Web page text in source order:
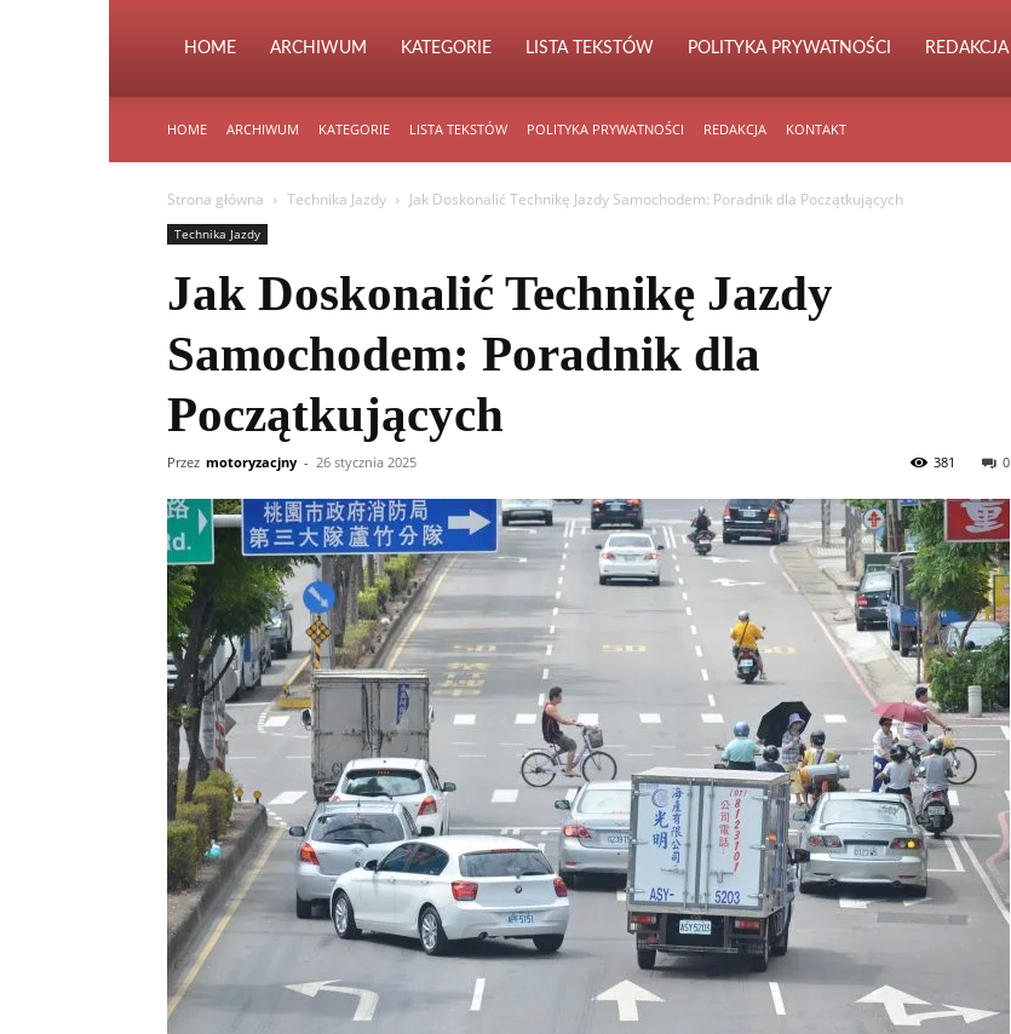
HOME ARCHIWUM KATEGORIE LISTA TEKSTÓW POLITYKA PRYWATNOŚCI REDAKCJA
HOME ARCHIWUM KATEGORIE LISTA TEKSTÓW POLITYKA PRYWATNOŚCI REDAKCJA KONTAKT
Strona główna Technika Jazdy Jak Doskonalić Technikę Jazdy Samochodem: Poradnik dla Początkujących
Technika Jazdy
Jak Doskonalić Technikę Jazdy
Samochodem: Poradnik dla
Początkujących
Przez motoryzacjny - 26 stycznia 2025 0
381